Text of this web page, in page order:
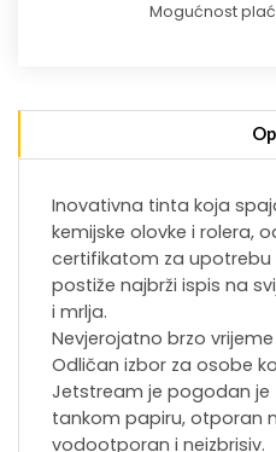
Mogućnost
Inovativna tinta koja
kemijske olovke i rolera,
certifikatom za
postiže najbrži ispis na
i mrlja.
Nevjerojatno brzo
Odličan izbor za osobe
Jetstream je pogodan je
tankom papiru, otporan
vodootporan i neizbrisiv.